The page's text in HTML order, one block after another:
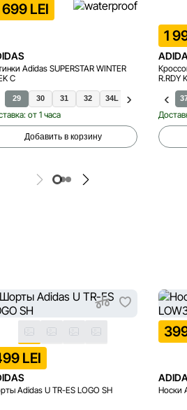
699 LEI
Adidas SUPERSTAR WINTER
C
29 30 31 32 34L 33.5 35
от 1 часа
Добавить в корзину
1
R.RDY K
LEI
Adidas U TR-ES LOGO SH Носки